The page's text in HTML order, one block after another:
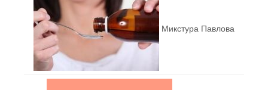
Микстура Павлова